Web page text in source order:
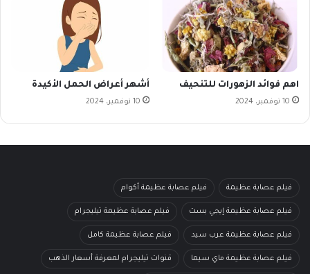
اهم فوائد الزهورات للتنحيف
10 نوفمبر، 2024
أشهر أعراض الحمل الأكيدة
10 نوفمبر، 2024
فيلم عصابة عظيمة فيلم عصابة عظيمة أكوام
فيلم عصابة عظيمة إيجي بست فيلم عصابة عظيمة تيليجرام
فيلم عصابة عظيمة عرب سيد فيلم عصابة عظيمة كامل
فيلم عصابة عظيمة ماي سيما قنوات تيليجرام لمعرفة أسعار الذهب